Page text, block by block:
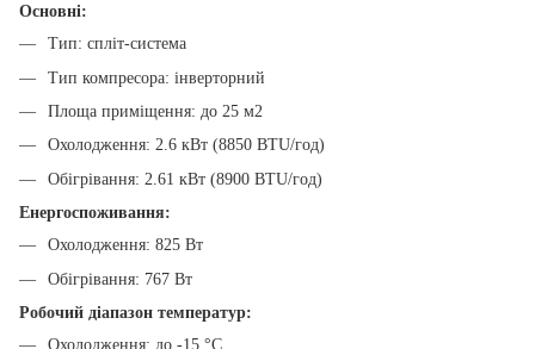
Основні:
Тип: спліт-система
Тип компресора: інверторний
Площа приміщення: до 25 м2
Охолодження: 2.6 кВт (8850 BTU/год)
Обігрівання: 2.61 кВт (8900 BTU/год)
Енергоспоживання:
Охолодження: 825 Вт
Обігрівання: 767 Вт
Робочий діапазон температур:
Охолодження: до -15 °C